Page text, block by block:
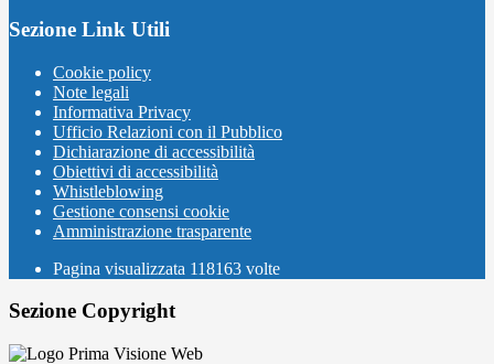
Sezione Link Utili
Cookie policy
Note legali
Informativa Privacy
Ufficio Relazioni con il Pubblico
Dichiarazione di accessibilità
Obiettivi di accessibilità
Whistleblowing
Gestione consensi cookie
Amministrazione trasparente
Pagina visualizzata 118163 volte
Sezione Copyright